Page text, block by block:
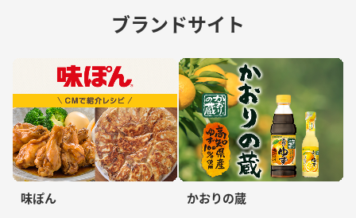
ブランドサイト
味ぽん かおりの蔵